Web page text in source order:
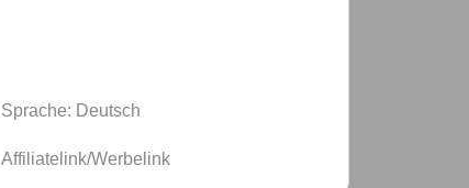
Sprache: Deutsch
Affiliatelink/Werbelink